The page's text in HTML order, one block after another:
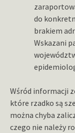
do
brakiem
Wskazani
Wśród informacji
które rzadko są
można chyba
czego nie należy